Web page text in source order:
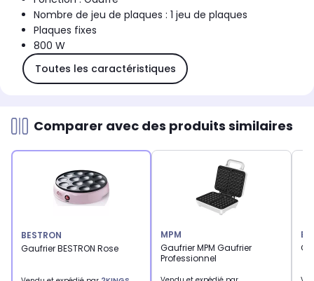
Nombre de jeu de plaques : 1 jeu de plaques
Plaques fixes
800 W
Toutes les caractéristiques
Comparer avec des produits similaires
BESTRON
Gaufrier BESTRON Rose
MPM
Gaufrier MPM Gaufrier
Professionnel